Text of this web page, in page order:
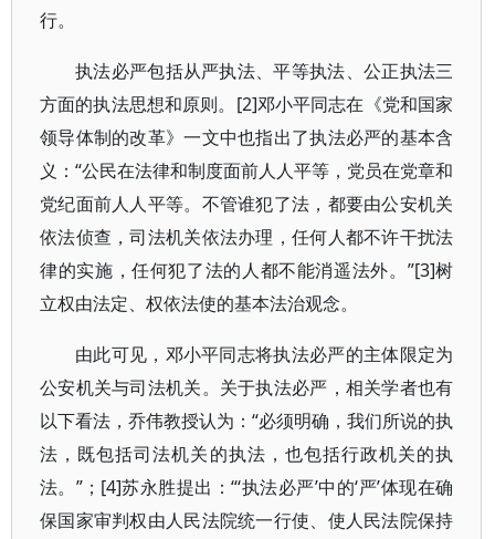
行。
执法必严包括从严执法、平等执法、公正执法三
方面的执法思想和原则。[2]邓小平同志在《党和国家
领导体制的改革》一文中也指出了执法必严的基本含
义：“公民在法律和制度面前人人平等，党员在党章和
党纪面前人人平等。不管谁犯了法，都要由公安机关
依法侦查，司法机关依法办理，任何人都不许干扰法
律的实施，任何犯了法的人都不能消遥法外。”[3]树
立权由法定、权依法使的基本法治观念。
由此可见，邓小平同志将执法必严的主体限定为
公安机关与司法机关。关于执法必严，相关学者也有
以下看法，乔伟教授认为：“必须明确，我们所说的执
法，既包括司法机关的执法，也包括行政机关的执
法。”；[4]苏永胜提出：“‘执法必严’中的‘严’体现在确
保国家审判权由人民法院统一行使、使人民法院保持